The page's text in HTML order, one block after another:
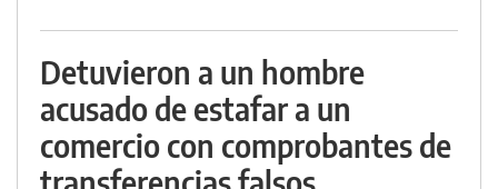
Detuvieron a un hombre
acusado de estafar a un
comercio con comprobantes de